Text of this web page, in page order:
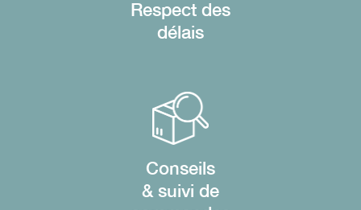
Respect des
délais
Conseils
& suivi de